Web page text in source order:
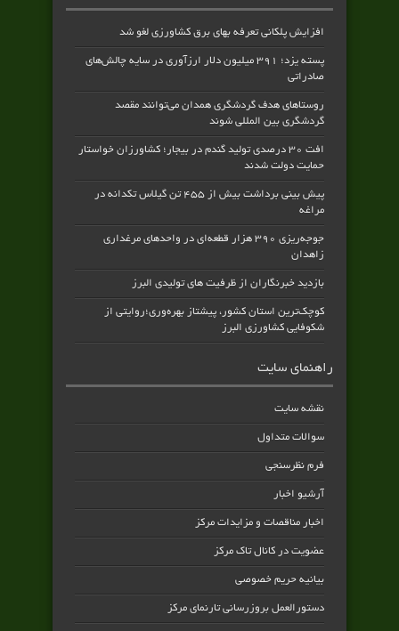
افزایش پلکانی تعرفه بهای برق کشاورزی لغو شد
پسته یزد؛ ۳۹۱ میلیون دلار ارزآوری در سایه چالش‌های
صادراتی
روستاهای هدف گردشگری همدان می‌توانند مقصد
گردشگری بین المللی شوند
افت ۳۰ درصدی تولید گندم در بیجار؛ کشاورزان خواستار
حمایت دولت شدند
پیش بینی برداشت بیش از ۴۵۵ تن گیلاس تکدانه در
مراغه
جوجه‌ریزی ۳۹۰ هزار قطعه‌ای در واحدهای مرغداری
زاهدان
بازدید خبرنگاران از ظرفیت های تولیدی البرز
کوچک‌ترین استان کشور، پیشتاز بهره‌وری؛روایتی از
شکوفایی کشاورزی البرز
راهنمای سایت
نقشه سایت
سوالات متداول
فرم نظرسنجی
آرشیو اخبار
اخبار مناقصات و مزایدات مرکز
عضویت در کانال تاک مرکز
بیانیه حریم خصوصی
دستورالعمل بروزرسانی تارنمای مرکز